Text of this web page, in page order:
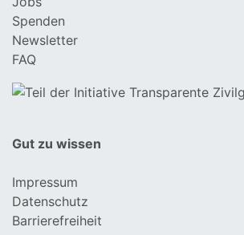
Spenden
Newsletter
FAQ
Gut zu wissen
Impressum
Datenschutz
Barrierefreiheit